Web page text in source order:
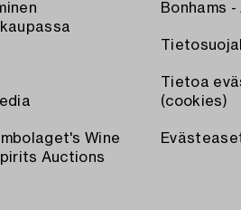
Wine
Auctions
Bonhams
Tietoa
(cookies)